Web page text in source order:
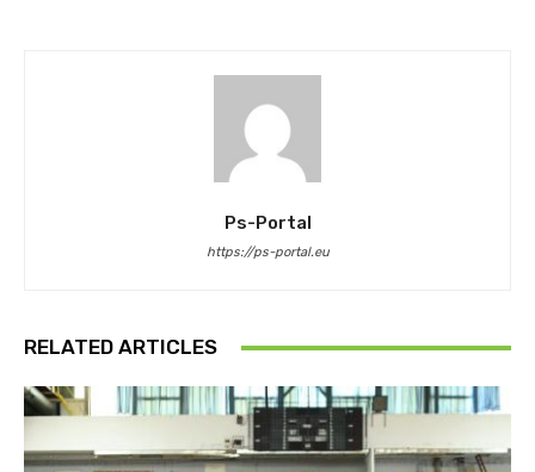
Ps-Portal
https://ps-portal.eu
RELATED ARTICLES